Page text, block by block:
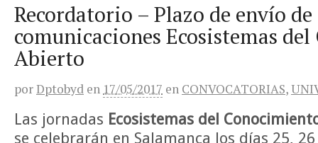
Recordatorio – Plazo de envío de
comunicaciones Ecosistemas
Abierto
porDptobyd en 17/05/2017 en CONVOCATORIAS,
Las jornadas Ecosistemas del
se celebrarán en Salamanca los días 25,